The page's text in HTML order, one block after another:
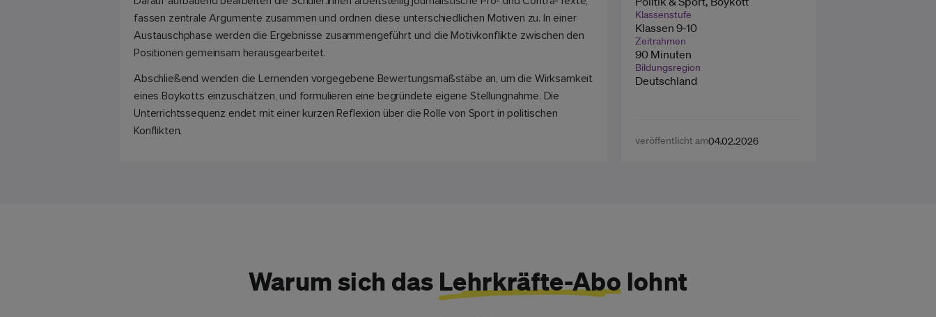
fassen zentrale Argumente zusammen und ordnen diese unterschiedlichen Motiven zu. In einer
Austauschphase werden die Ergebnisse zusammengeführt und die Motivkonflikte zwischen den
Positionen gemeinsam herausgearbeitet.
Abschließend wenden die Lernenden vorgegebene Bewertungsmaßstäbe an, um die Wirksamkeit
eines Boykotts einzuschätzen, und formulieren eine begründete eigene Stellungnahme. Die
Unterrichtssequenz endet mit einer kurzen Reflexion über die Rolle von Sport in politischen
Konflikten.
Klassenstufe
Klassen 9-10
Zeitrahmen
90 Minuten
Bildungsregion
Deutschland
veröffentlicht am04.02.2026
Warum sich das Lehrkräfte-Abo lohnt